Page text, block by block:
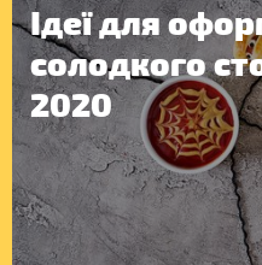
Ідеї для
солодкого
2020